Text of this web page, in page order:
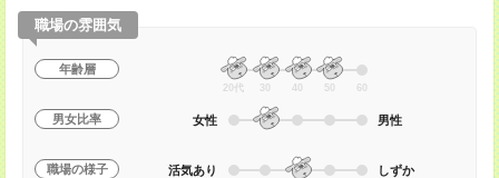
職場の雰囲気
年齢層
20代 30 40 50 60
男女比率 女性 男性
職場の様子 活気あり しずか